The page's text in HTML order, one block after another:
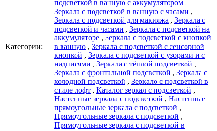
Категории:
подсветкой в ванную с аккумулятором ,
Зеркала с подсветкой в ванную с часами ,
Зеркала с подсветкой для макияжа , Зеркала с
подсветкой и часами , Зеркала с подсветкой на
аккумуляторе , Зеркала с подсветкой с кнопкой
в ванную , Зеркала с подсветкой с сенсорной
кнопкой , Зеркала с подсветкой с узорами и с
надписями , Зеркала с тёплой подсветкой ,
Зеркала с фронтальной подсветкой , Зеркала с
холодной подсветкой , Зеркало с подсветкой в
стиле лофт , Каталог зеркал c подсветкой ,
Настенные зеркала с подсветкой , Настенные
прямоугольные зеркала с подсветкой ,
Прямоугольные зеркала с подсветкой ,
Прямоугольные зеркала с подсветкой в